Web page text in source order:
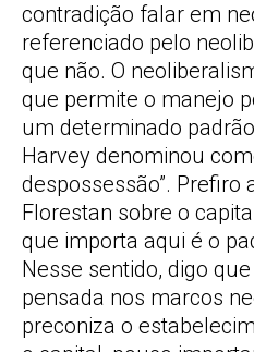
contradição falar em
referenciado pelo
que não. O
que permite o manejo
um determinado
Harvey denominou
despossessão”. Prefiro
Florestan sobre o
que importa aqui é o
Nesse sentido, digo
pensada nos marcos
preconiza o